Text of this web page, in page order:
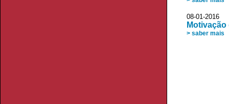
08-01-
> saber mais